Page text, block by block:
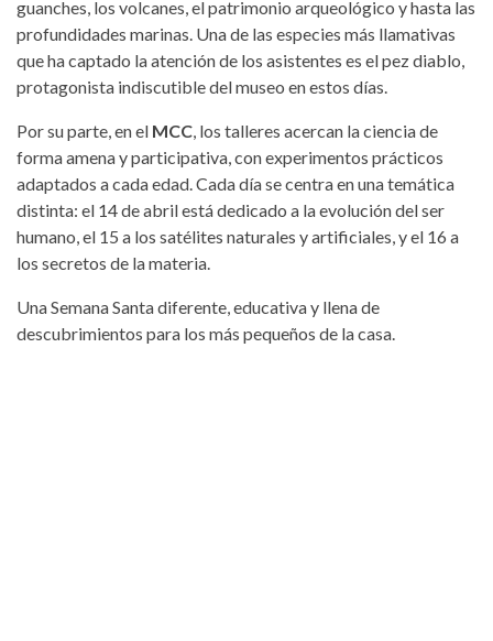
guanches, los volcanes, el patrimonio arqueológico y hasta las
profundidades marinas. Una de las especies más llamativas
que ha captado la atención de los asistentes es el pez diablo,
protagonista indiscutible del museo en estos días.
Por su parte, en el MCC, los talleres acercan la ciencia de
forma amena y participativa, con experimentos prácticos
adaptados a cada edad. Cada día se centra en una temática
distinta: el 14 de abril está dedicado a la evolución del ser
humano, el 15 a los satélites naturales y artificiales, y el 16 a
los secretos de la materia.
Una Semana Santa diferente, educativa y llena de
descubrimientos para los más pequeños de la casa.